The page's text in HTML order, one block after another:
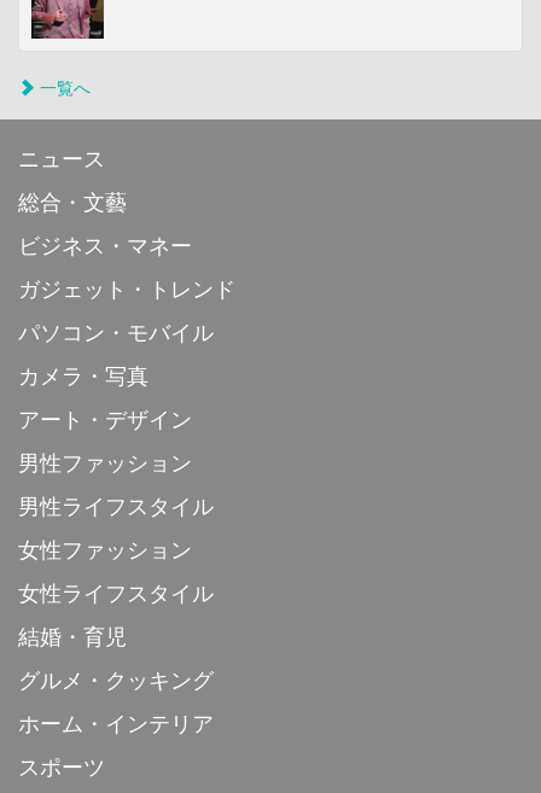
一覧へ
ニュース
総合・文藝
ビジネス・マネー
ガジェット・トレンド
パソコン・モバイル
カメラ・写真
アート・デザイン
男性ファッション
男性ライフスタイル
女性ファッション
女性ライフスタイル
結婚・育児
グルメ・クッキング
ホーム・インテリア
スポーツ